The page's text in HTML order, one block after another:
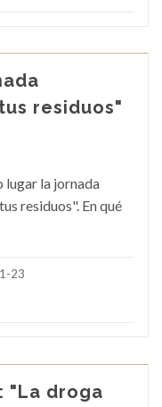
residuos"
lugar la jornada
residuos". En qué
23
"La droga